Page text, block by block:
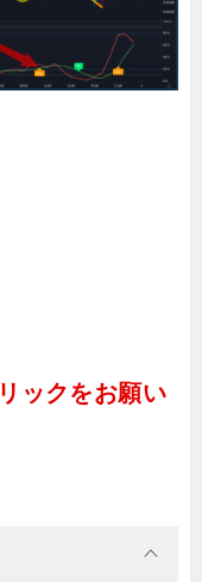
ックをお願い